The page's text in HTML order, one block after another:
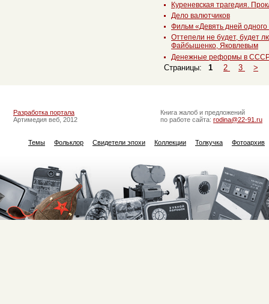
Куреневская трагедия.
Дело валютчиков
Фильм «Девять дней одного
Оттепели не будет, будет
Файбышенко, Яковлевым
Денежные реформы в
Страницы: 1 2 3 >
Разработка портала
Артимедия веб, 2012
Книга жалоб и предложений
по работе сайта: rodina@22-91.ru
Темы Фольклор Свидетели эпохи Коллекции Толкучка Фотоархив